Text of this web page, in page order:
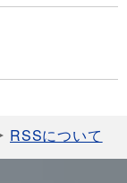
RSSについて